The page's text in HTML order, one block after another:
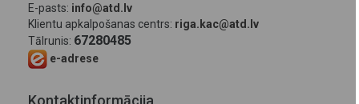
E-pasts: info@atd.lv
Klientu apkalpošanas centrs: riga.kac@atd.lv
Tālrunis: 67280485
e-adrese